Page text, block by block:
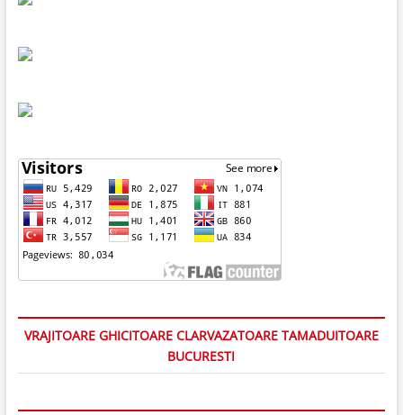
VRAJITOARE GHICITOARE CLARVAZATOARE TAMADUITOARE
BUCURESTI